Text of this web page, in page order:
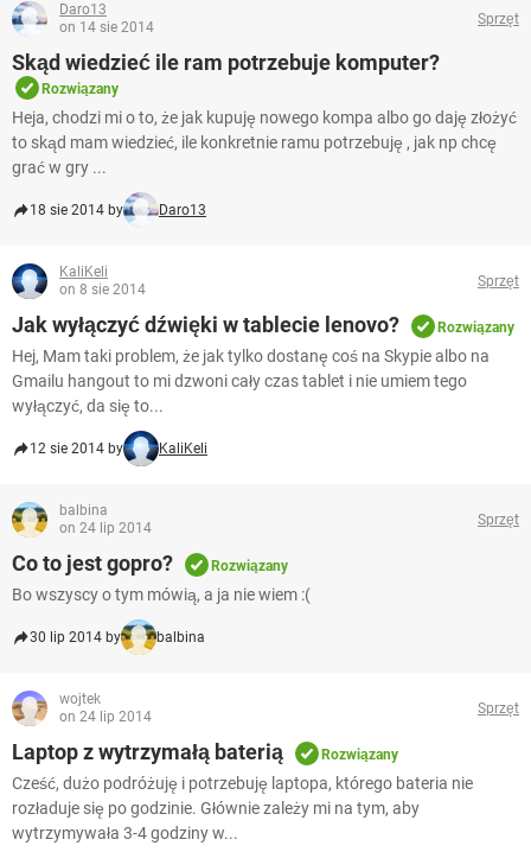
Daro13
on 14 sie 2014
Sprzęt
Skąd wiedzieć ile ram potrzebuje komputer?
Rozwiązany
Heja, chodzi mi o to, że jak kupuję nowego kompa albo go daję złożyć
to skąd mam wiedzieć, ile konkretnie ramu potrzebuję , jak np chcę
grać w gry ...
18 sie 2014 by Daro13
KaliKeli
on 8 sie 2014
Sprzęt
Jak wyłączyć dźwięki w tablecie lenovo? Rozwiązany
Hej, Mam taki problem, że jak tylko dostanę coś na Skypie albo na
Gmailu hangout to mi dzwoni cały czas tablet i nie umiem tego
wyłączyć, da się to...
12 sie 2014 by KaliKeli
balbina
on 24 lip 2014
Sprzęt
Co to jest gopro? Rozwiązany
Bo wszyscy o tym mówią, a ja nie wiem :(
30 lip 2014 by balbina
wojtek
on 24 lip 2014
Sprzęt
Laptop z wytrzymałą baterią Rozwiązany
Cześć, dużo podróżuję i potrzebuję laptopa, którego bateria nie
rozładuje się po godzinie. Głównie zależy mi na tym, aby
wytrzymywała 3-4 godziny w...